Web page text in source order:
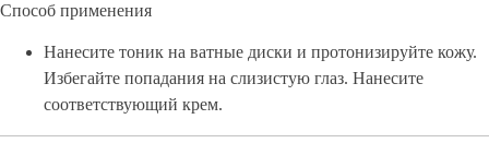
Способ применения
Нанесите тоник на ватные диски и протонизируйте кожу.
Избегайте попадания на слизистую глаз. Нанесите
соответствующий крем.